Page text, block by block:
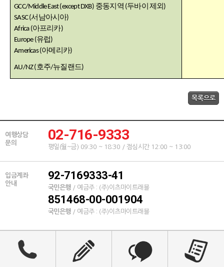
GCC/Middle East (except DXB) 중동지역 (두바이 제외)
SASC(서남아시아)
Africa(아프리카)
Europe(유럽)
Americas(아메리카)
AU/NZ(호주/뉴질랜드)
여행상담
문의
02-716-9333
평일(월~금) 09:30 ~ 18:30 / 점심시간 12:00 ~ 13:00
입금계좌
안내
92-7169333-41
국민은행/ 예금주 : (주)이츠마이트래블
851468-00-001904
국민은행/ 예금주 : (주)이츠마이트래블